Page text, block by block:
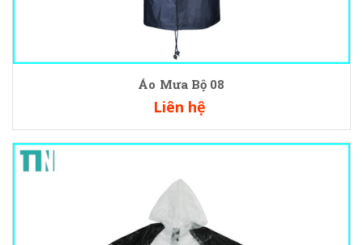
Áo Mưa Bộ 08
Liên hệ